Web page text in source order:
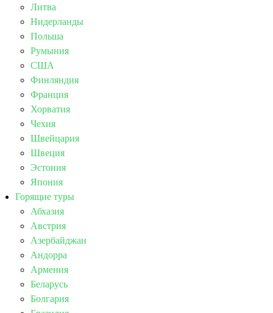
Литва
Нидерланды
Польша
Румыния
США
Финляндия
Франция
Хорватия
Чехия
Швейцария
Швеция
Эстония
Япония
Горящие туры
Абхазия
Австрия
Азербайджан
Андорра
Армения
Беларусь
Болгария